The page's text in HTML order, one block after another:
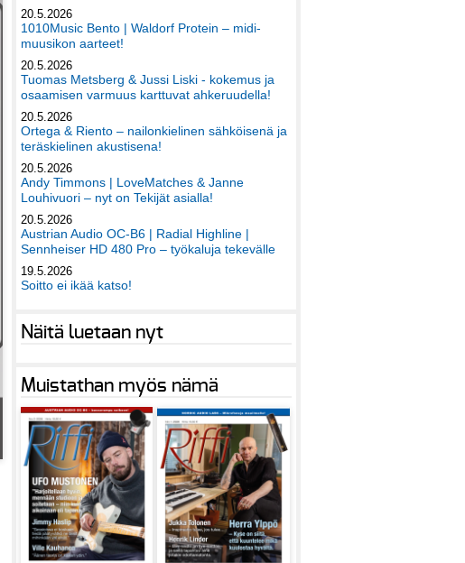
20.5.2026
1010Music Bento | Waldorf Protein – midi-
muusikon aarteet!
20.5.2026
Tuomas Metsberg & Jussi Liski - kokemus ja
osaamisen varmuus karttuvat ahkeruudella!
20.5.2026
Ortega & Riento – nailonkielinen sähköisenä ja
teräskielinen akustisena!
20.5.2026
Andy Timmons | LoveMatches & Janne
Louhivuori – nyt on Tekijät asialla!
20.5.2026
Austrian Audio OC-B6 | Radial Highline |
Sennheiser HD 480 Pro – työkaluja tekevälle
19.5.2026
Soitto ei ikää katso!
Näitä luetaan nyt
Muistathan myös nämä